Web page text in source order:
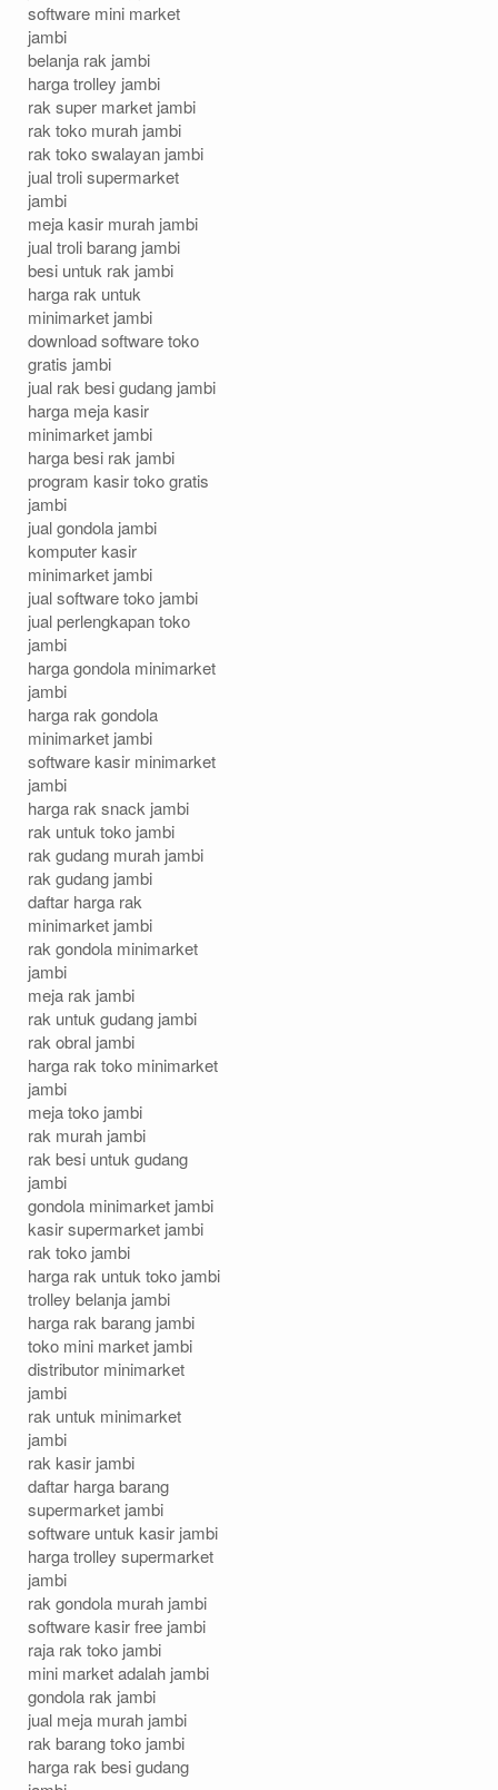
software mini market
jambi
belanja rak jambi
harga trolley jambi
rak super market jambi
rak toko murah jambi
rak toko swalayan jambi
jual troli supermarket
jambi
meja kasir murah jambi
jual troli barang jambi
besi untuk rak jambi
harga rak untuk
minimarket jambi
download software toko
gratis jambi
jual rak besi gudang jambi
harga meja kasir
minimarket jambi
harga besi rak jambi
program kasir toko gratis
jambi
jual gondola jambi
komputer kasir
minimarket jambi
jual software toko jambi
jual perlengkapan toko
jambi
harga gondola minimarket
jambi
harga rak gondola
minimarket jambi
software kasir minimarket
jambi
harga rak snack jambi
rak untuk toko jambi
rak gudang murah jambi
rak gudang jambi
daftar harga rak
minimarket jambi
rak gondola minimarket
jambi
meja rak jambi
rak untuk gudang jambi
rak obral jambi
harga rak toko minimarket
jambi
meja toko jambi
rak murah jambi
rak besi untuk gudang
jambi
gondola minimarket jambi
kasir supermarket jambi
rak toko jambi
harga rak untuk toko jambi
trolley belanja jambi
harga rak barang jambi
toko mini market jambi
distributor minimarket
jambi
rak untuk minimarket
jambi
rak kasir jambi
daftar harga barang
supermarket jambi
software untuk kasir jambi
harga trolley supermarket
jambi
rak gondola murah jambi
software kasir free jambi
raja rak toko jambi
mini market adalah jambi
gondola rak jambi
jual meja murah jambi
rak barang toko jambi
harga rak besi gudang